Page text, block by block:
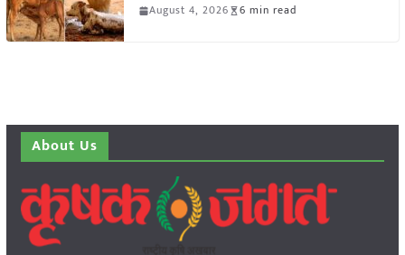
August 4, 2026 6 min read
About Us